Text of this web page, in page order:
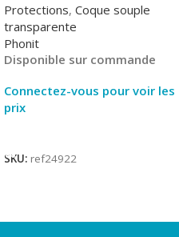
Protections, Coque souple
transparente
Phonit
Disponible sur commande
Connectez-vous pour voir les
prix
SKU: ref24922